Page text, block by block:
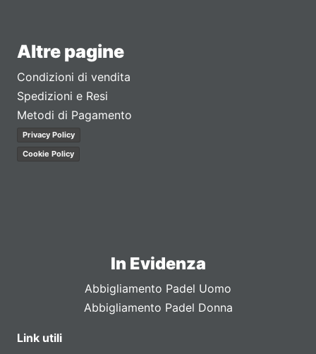
Altre pagine
Condizioni di vendita
Spedizioni e Resi
Metodi di Pagamento
Privacy Policy
Cookie Policy
In Evidenza
Abbigliamento Padel Uomo
Abbigliamento Padel Donna
Link utili